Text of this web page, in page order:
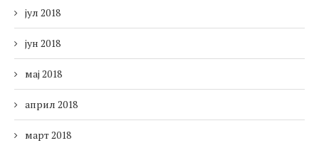
јул 2018
јун 2018
мај 2018
април 2018
март 2018